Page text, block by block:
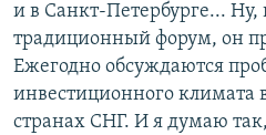
и в Санкт-Петербурге... Ну,
традиционный форум, он
Ежегодно обсуждаются
инвестиционного климата
странах СНГ. И я думаю